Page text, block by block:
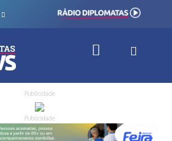
Publicidade
Publicidade